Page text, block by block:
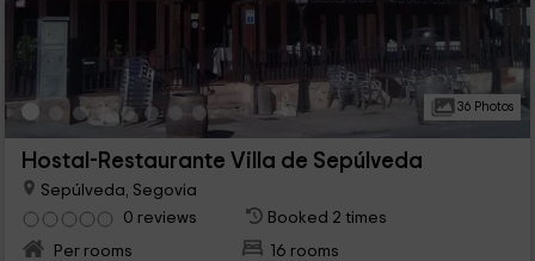
36 Photos
Hostal-Restaurante Villa de Sepúlveda
Sepúlveda, Segovia
0 reviews
Booked 2 times
Per rooms
16 rooms